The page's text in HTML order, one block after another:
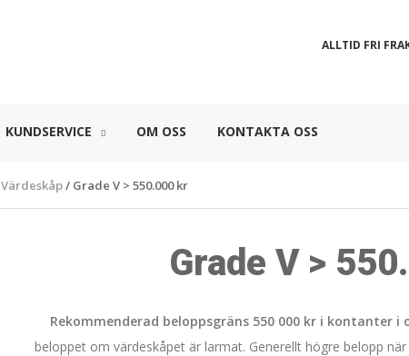
ALLTID FRI
KUNDSERVICE OM OSS KONTAKTA OSS
Värdeskåp/ Grade V > 550.000 kr
Grade V >
Rekommenderad beloppsgräns 550 000 kr i kontanter i
beloppet om värdeskåpet är larmat. Generellt högre belopp